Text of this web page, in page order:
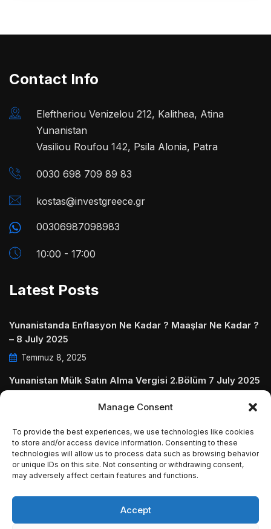
Manage Consent
To provide the best experiences, we use technologies like cookies
to store and/or access device information. Consenting to these
technologies will allow us to process data such as browsing behavior
or unique IDs on this site. Not consenting or withdrawing consent,
may adversely affect certain features and functions.
Accept
Contact Info
Eleftheriou Venizelou 212, Kalithea, Atina
Yunanistan
Vasiliou Roufou 142, Psila Alonia, Patra
0030 698 709 89 83
kostas@investgreece.gr
00306987098983
10:00 - 17:00
Latest Posts
Yunanistanda Enflasyon Ne Kadar ? Maaşlar Ne Kadar ?
– 8 July 2025
Temmuz 8, 2025
Yunanistan Mülk Satın Alma Vergisi 2.Bölüm 7 July 2025
July 2025
Temmuz 5, 2025